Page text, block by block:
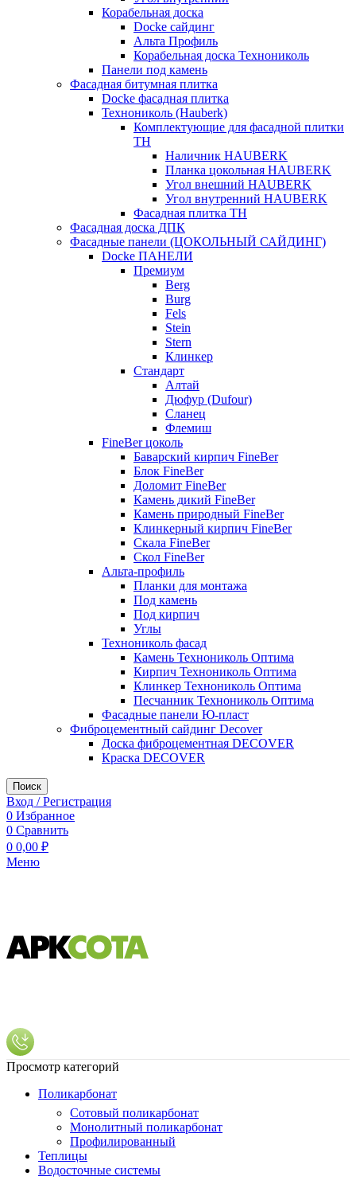
Корабельная доска
Docke сайдинг
Альта Профиль
Корабельная доска Технониколь
Панели под камень
Фасадная битумная плитка
Docke фасадная плитка
Технониколь (Hauberk)
Комплектующие для фасадной плитки
ТН
Наличник HAUBERK
Планка цокольная HAUBERK
Угол внешний HAUBERK
Угол внутренний HAUBERK
Фасадная плитка ТН
Фасадная доска ДПК
Фасадные панели (ЦОКОЛЬНЫЙ САЙДИНГ)
Docke ПАНЕЛИ
Премиум
Berg
Burg
Fels
Stein
Stern
Клинкер
Стандарт
Алтай
Дюфур (Dufour)
Сланец
Флемиш
FineBer цоколь
Баварский кирпич FineBer
Блок FineBer
Доломит FineBer
Камень дикий FineBer
Камень природный FineBer
Клинкерный кирпич FineBer
Скала FineBer
Скол FineBer
Альта-профиль
Планки для монтажа
Под камень
Под кирпич
Углы
Технониколь фасад
Камень Технониколь Оптима
Кирпич Технониколь Оптима
Клинкер Технониколь Оптима
Песчанник Технониколь Оптима
Фасадные панели Ю-пласт
Фиброцементный сайдинг Decover
Доска фиброцементная DECOVER
Краска DECOVER
Поиск
Вход / Регистрация
0 Избранное
0 Сравнить
0 0,00 ₽
Меню
Просмотр категорий
Поликарбонат
Сотовый поликарбонат
Монолитный поликарбонат
Профилированный
Теплицы
Водосточные системы